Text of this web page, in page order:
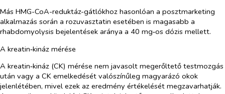
Más HMG-CoA-reduktáz-gátlókhoz hasonlóan a posztmarketing
alkalmazás során a rozuvasztatin esetében is magasabb a
rhabdomyolysis bejelentések aránya a 40 mg‑os dózis mellett.
A kreatin‑kináz mérése
A kreatin‑kináz (CK) mérése nem javasolt megerőltető testmozgás
után vagy a CK emelkedését valószínűleg magyarázó okok
jelenlétében, mivel ezek az eredmény értékelését megzavarhatják.